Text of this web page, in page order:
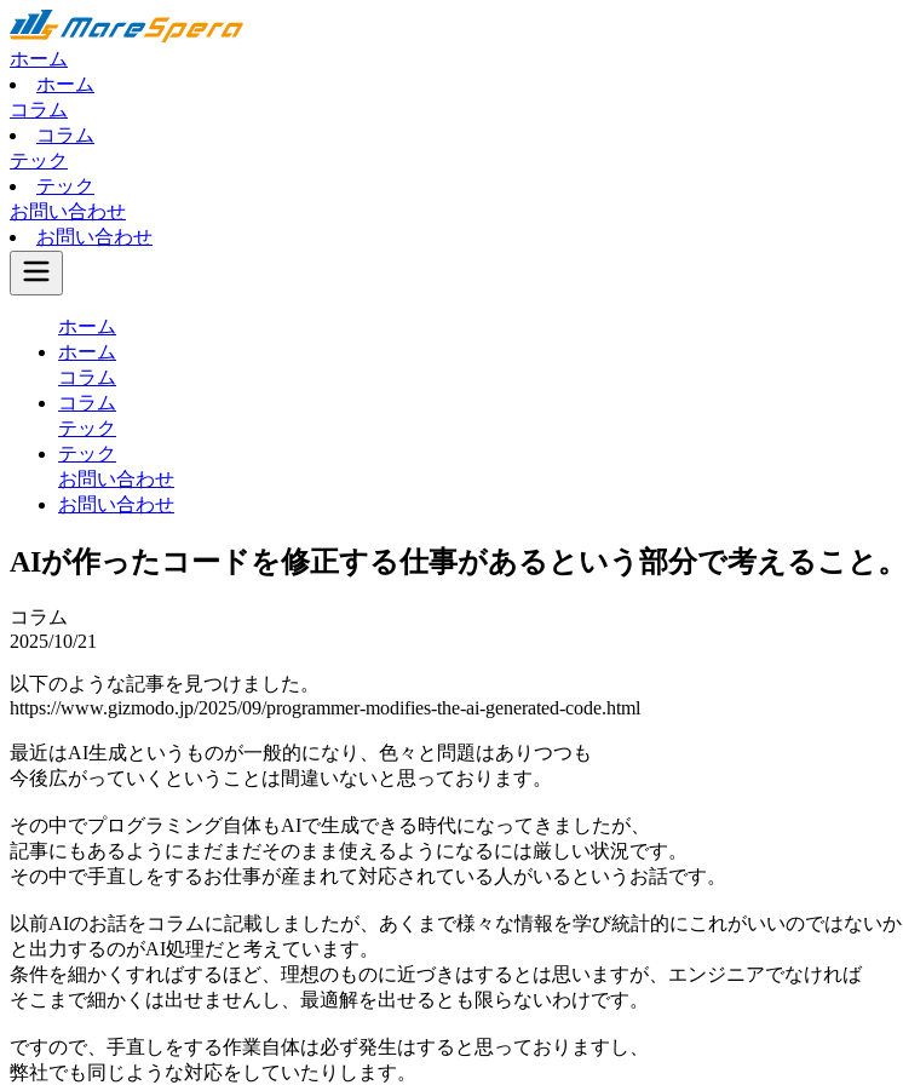
ホーム
ホーム
コラム
コラム
テック
テック
お問い合わせ
お問い合わせ
ホーム
ホーム
コラム
コラム
テック
テック
お問い合わせ
お問い合わせ
AIが作ったコードを修正する仕事があるという部分で考えること。
コラム
2025/10/21
以下のような記事を見つけました。
https://www.gizmodo.jp/2025/09/programmer-modifies-the-ai-generated-code.html
最近はAI生成というものが一般的になり、色々と問題はありつつも
今後広がっていくということは間違いないと思っております。
その中でプログラミング自体もAIで生成できる時代になってきましたが、
記事にもあるようにまだまだそのまま使えるようになるには厳しい状況です。
その中で手直しをするお仕事が産まれて対応されている人がいるというお話です。
以前AIのお話をコラムに記載しましたが、あくまで様々な情報を学び統計的にこれがいいのではないか
と出力するのがAI処理だと考えています。
条件を細かくすればするほど、理想のものに近づきはするとは思いますが、エンジニアでなければ
そこまで細かくは出せませんし、最適解を出せるとも限らないわけです。
ですので、手直しをする作業自体は必ず発生はすると思っておりますし、
弊社でも同じような対応をしていたりします。